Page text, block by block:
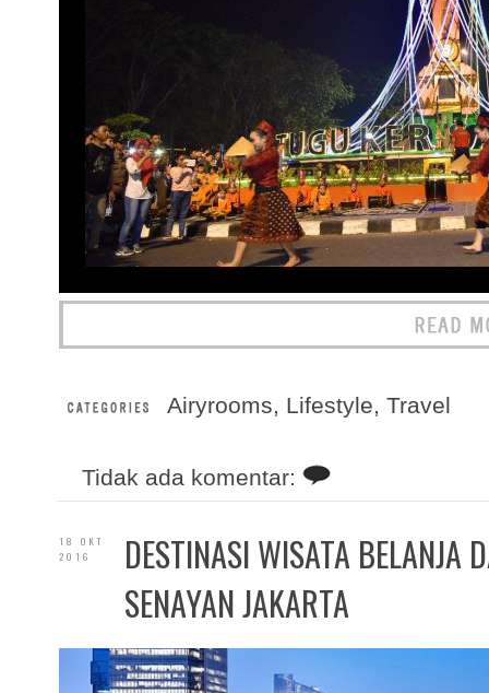
Airyrooms, Lifestyle, Travel
Tidak ada komentar:
18 OKT
2016
DESTINASI WISATA BELANJA
SENAYAN JAKARTA